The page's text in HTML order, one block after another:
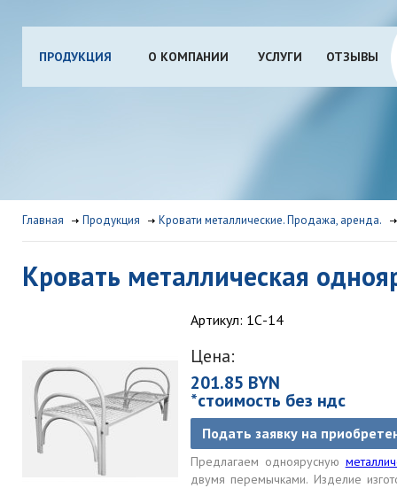
ПРОДУКЦИЯ О КОМПАНИИ УСЛУГИ ОТЗЫВЫ
Главная Продукция Кровати металлические. Продажа, аренда.
Кровать металлическая
Артикул: 1С-14
Цена:
201.85 BYN
*стоимость без ндс
Подать заявку на
Предлагаем одноярусную
двумя перемычками. Изделие